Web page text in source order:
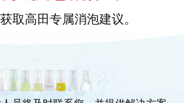
取高田专属消泡建议。